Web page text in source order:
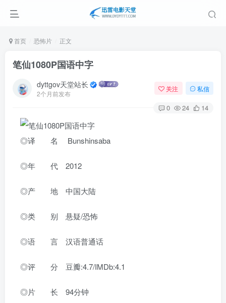
首页 恐怖片 正文
笔仙1080P国语中字
dyttgov天堂站长
2个月前发布
关注 私信
0 24 14
◎译 名 Bunshinsaba
◎年 代 2012
◎产 地 中国大陆
◎类 别 悬疑/恐怖
◎语 言 汉语普通话
◎评 分 豆瓣:4.7/IMDb:4.1
◎片 长 94分钟